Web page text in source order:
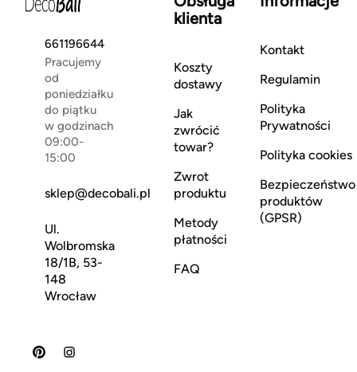
661196644
Pracujemy
od
poniedziałku
do piątku
w godzinach
09:00-
15:00
sklep@decobali.pl
Ul.
Wolbromska
18/1B, 53-
148
Wrocław
klienta
Koszty
dostawy
Jak
zwrócić
towar?
Zwrot
produktu
Metody
płatności
FAQ
Kontakt
Regulamin
Polityka
Prywatności
Polityka cookies
Bezpieczeństwo
produktów
(GPSR)